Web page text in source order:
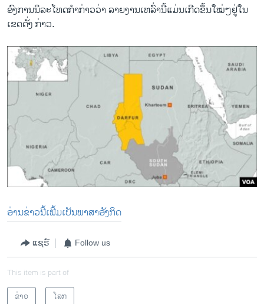
ອົງການ​ນິລະໂທດ​ກຳ​ກ່າວ​ວ່າ ລາຍ​ງານ​ເຫລົ່ານີ້​ແມ່ນ​ເກີດ​ຂຶ້ນ​ໃໝ່ໆ​ຢູ່​ໃນ​
ເຂດດັ່ງ ກ່າວ.​
ອ່ານຂ່າວນີ້ເພີ້ມເປັນພາສາອັງກິດ
ແຊຣ໌ Follow us
This item is part of
ຂ່າວ
ໂລກ